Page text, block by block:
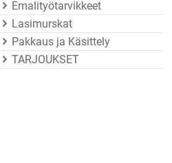
Emalityötarvikkeet
Lasimurskat
Pakkaus ja Käsittely
TARJOUKSET